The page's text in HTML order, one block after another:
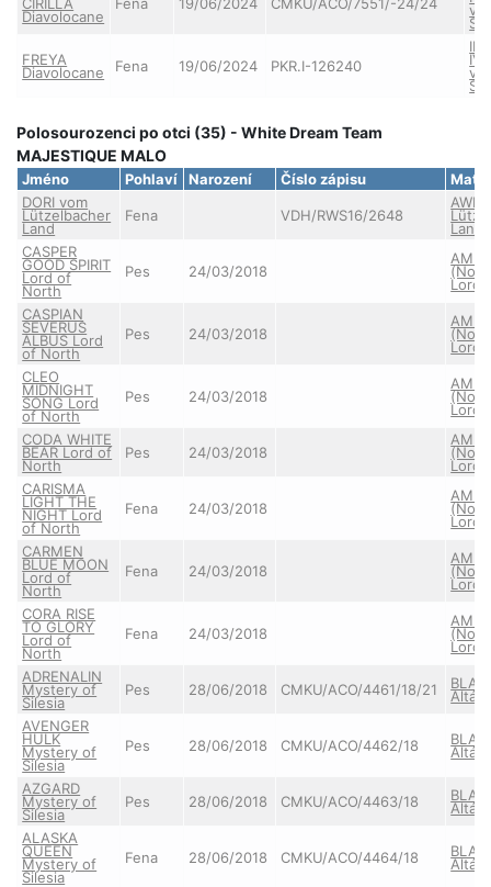
Diavolocane
FREYA
Diavolocane Fena 19/06/2024 PKR.I-126240
Polosourozenci po otci (35) - White Dream Team
MAJESTIQUE MALO
Jméno Pohlaví Narození Číslo zápisu
DORI vom
Lützelbacher
Land
Fena VDH/RWS16/2648
Land
CASPER
GOOD SPIRIT
Lord of
North
Pes 24/03/2018
Lord)
CASPIAN
SEVERUS
ALBUS Lord
of North
Pes 24/03/2018
Lord)
CLEO
MIDNIGHT
SONG Lord
of North
Pes 24/03/2018
Lord)
CODA WHITE
BEAR Lord of
North
Pes 24/03/2018
Lord)
CARISMA
LIGHT THE
NIGHT Lord
of North
Fena 24/03/2018
Lord)
CARMEN
BLUE MOON
Lord of
North
Fena 24/03/2018
Lord)
CORA RISE
TO GLORY
Lord of
North
Fena 24/03/2018
Lord)
ADRENALIN
Mystery of
Silesia
Pes 28/06/2018 CMKU/ACO/4461/18/21
Altája
AVENGER
HULK
Mystery of
Silesia
Pes 28/06/2018 CMKU/ACO/4462/18 Altája
AZGARD
Mystery of
Silesia
Pes 28/06/2018 CMKU/ACO/4463/18
Altája
ALASKA
QUEEN
Mystery of
Silesia
Fena 28/06/2018 CMKU/ACO/4464/18 Altája